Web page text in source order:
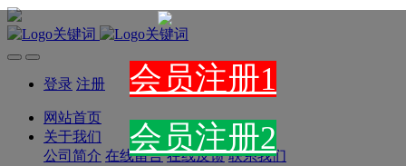
会员注册1
会员注册2
登录 注册
网站首页
关于我们
公司简介 在线留言 在线反馈 联系我们